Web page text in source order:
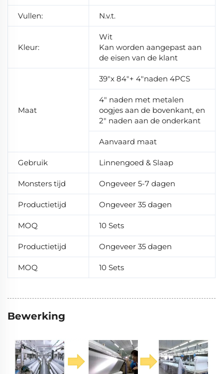
Vullen: N.v.t.
Kleur:
Wit
Kan worden aangepast aan
de eisen van de klant
Maat
39"x 84"+ 4"naden 4PCS
4" naden met metalen
oogjes aan de bovenkant, en
2" naden aan de onderkant
Aanvaard maat
Gebruik Linnengoed & Slaap
Monsters tijd Ongeveer 5-7 dagen
Productietijd Ongeveer 35 dagen
MOQ 10 Sets
Productietijd Ongeveer 35 dagen
MOQ 10 Sets
Bewerking